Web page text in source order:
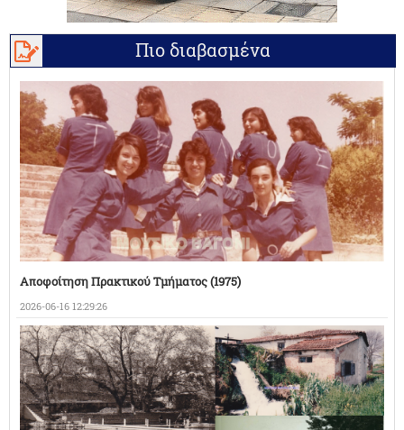
Πιο διαβασμένα
Αποφοίτηση Πρακτικού Τμήματος (1975)
2026-06-16 12:29:26